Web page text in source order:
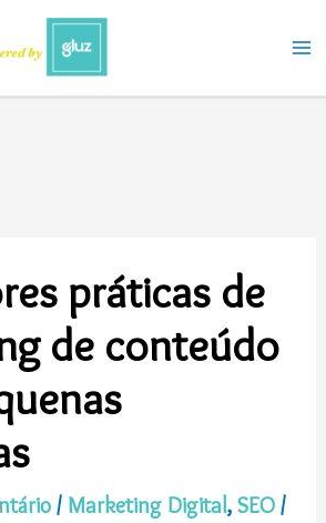
práticas de
de conteúdo
/ Marketing Digital,SEO /